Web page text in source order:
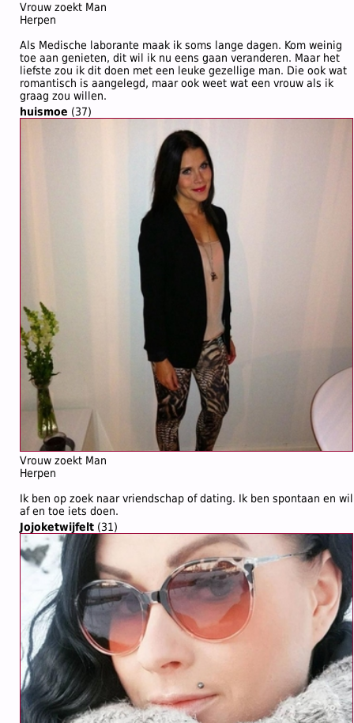
Vrouw zoekt Man
Herpen
Als Medische laborante maak ik soms lange dagen. Kom weinig
toe aan genieten, dit wil ik nu eens gaan veranderen. Maar het
liefste zou ik dit doen met een leuke gezellige man. Die ook wat
romantisch is aangelegd, maar ook weet wat een vrouw als ik
graag zou willen.
huismoe (37)
Vrouw zoekt Man
Herpen
Ik ben op zoek naar vriendschap of dating. Ik ben spontaan en wil
af en toe iets doen.
Jojoketwijfelt (31)